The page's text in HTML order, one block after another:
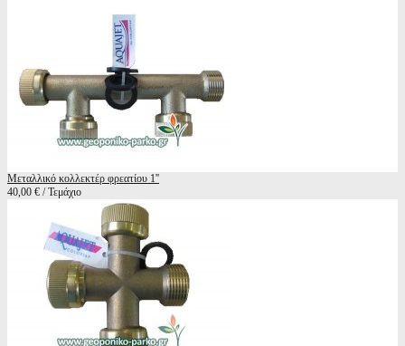
Μεταλλικό κολλεκτέρ φρεατίου 1''
40,00 € / Τεμάχιο